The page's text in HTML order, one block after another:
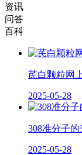
资讯
问答
百科
芪白颗粒网
2025-05-28
308准分子
2025-05-28